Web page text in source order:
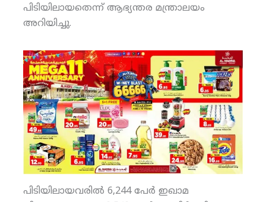
പിടിയിലായതെന്ന് ആഭ്യന്തര മന്ത്രാലയം
അറിയിച്ചു.
പിടിയിലായവരില്‍ 6,244 പേര്‍ ഇഖാമ